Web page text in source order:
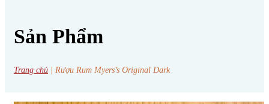
Sản Phẩm
Trang chủ Rượu Rum Myers’s Original Dark